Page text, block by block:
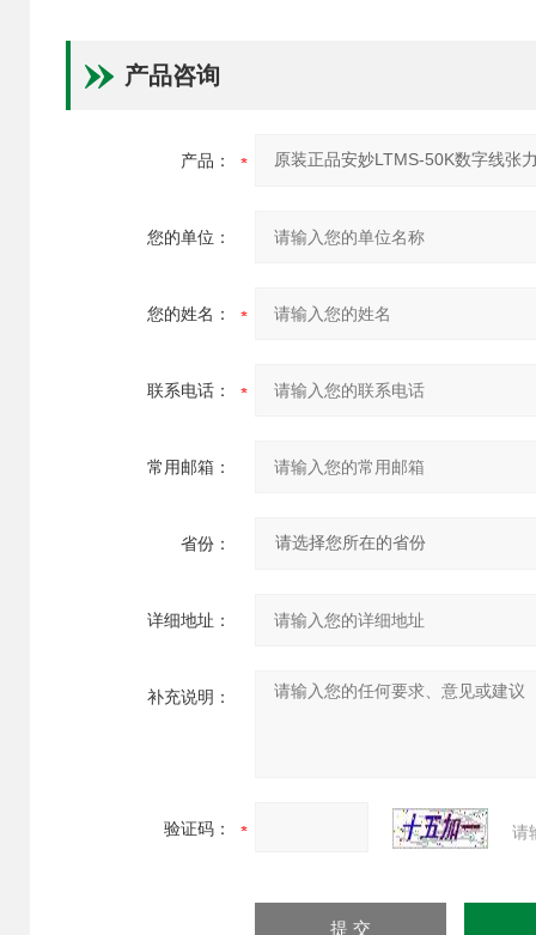
产品咨询
产品：
您的单位：
您的姓名：
联系电话：
常用邮箱：
省份：
详细地址：
补充说明：
验证码： 请